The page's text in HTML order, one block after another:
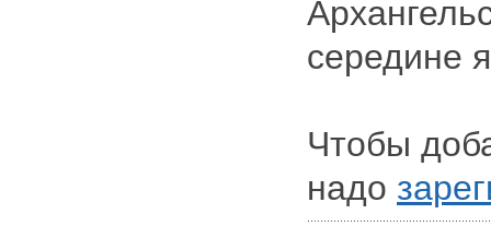
середине
Чтобы
надо